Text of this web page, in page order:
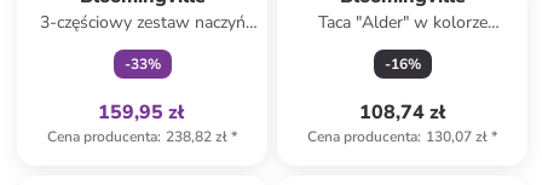
3-częściowy zestaw naczyń
"Charlie" w kolorze biało-
błękitnym dla dzieci
-33%
159,95 zł
Cena producenta: 238,82 zł*
Taca "Alder" w kolorze
zielonym do serwowania - 24
x 19 cm
-16%
108,74 zł
Cena producenta: 130,07 zł*